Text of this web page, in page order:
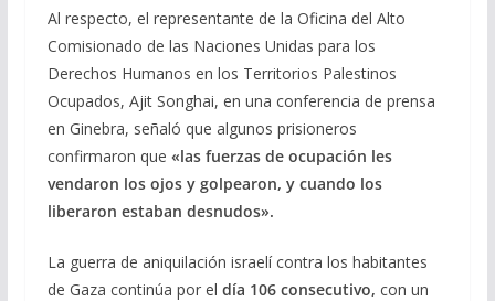
Al respecto, el representante de la Oficina del Alto
Comisionado de las Naciones Unidas para los
Derechos Humanos en los Territorios Palestinos
Ocupados, Ajit Songhai, en una conferencia de prensa
en Ginebra, señaló que algunos prisioneros
confirmaron que «las fuerzas de ocupación les
vendaron los ojos y golpearon, y cuando los
liberaron estaban desnudos».
La guerra de aniquilación israelí contra los habitantes
de Gaza continúa por el día 106 consecutivo, con un